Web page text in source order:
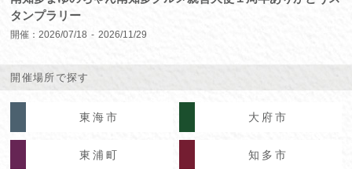
タンプラリー
開催： 2026/07/18 2026/11/29
開催場所で探す
東海市 大府市
東浦町 知多市